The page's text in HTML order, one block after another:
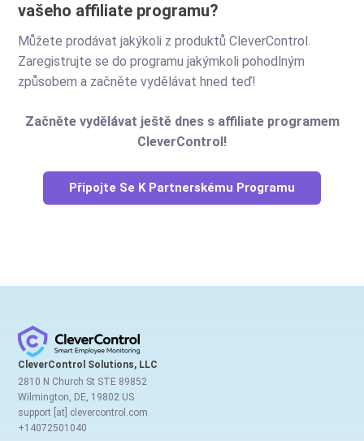
vašeho affiliate programu?
Můžete prodávat jakýkoli z produktů CleverControl.
Zaregistrujte se do programu jakýmkoli pohodlným
způsobem a začněte vydělávat hned teď!
Začněte vydělávat ještě dnes s affiliate programem
CleverControl!
Připojte Se K Partnerskému Programu
CleverControl Solutions, LLC
2810 N Church St STE 89852
Wilmington, DE, 19802 US
support [at] clevercontrol.com
+14072501040